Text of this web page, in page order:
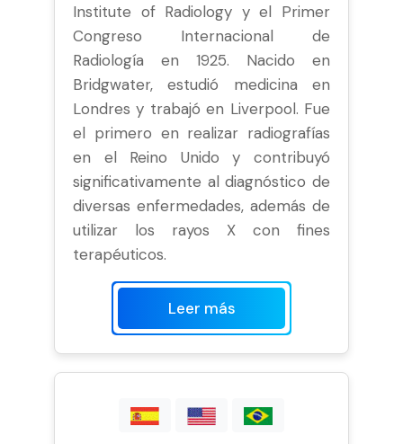
Institute of Radiology y el Primer
Congreso Internacional de
Radiología en 1925. Nacido en
Bridgwater, estudió medicina en
Londres y trabajó en Liverpool. Fue
el primero en realizar radiografías
en el Reino Unido y contribuyó
significativamente al diagnóstico de
diversas enfermedades, además de
utilizar los rayos X con fines
terapéuticos.
Leer más